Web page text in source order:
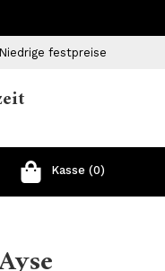
Niedrige festpreise
Kasse (0)